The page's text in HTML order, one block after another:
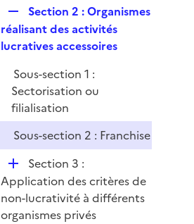
e
r
e
p
i
e
r
Section 2 : Organismes
réalisant des activités
lucratives accessoires
Sous-section 1 :
Sectorisation ou
filialisation
Sous-section 2 : Franchise
D
é
p
l
Section 3 :
Application des critères de
non-lucrativité à différents
organismes privés